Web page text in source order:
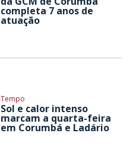
completa 7 anos de
atuação
Tempo
Sol e calor intenso
marcam a quarta-feira
em Corumbá e Ladário